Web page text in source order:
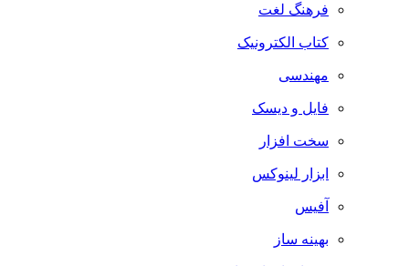
فرهنگ لغت
کتاب الکترونیک
مهندسی
فایل و دیسک
سخت افزار
ابزار لینوکس
آفیس
بهینه ساز